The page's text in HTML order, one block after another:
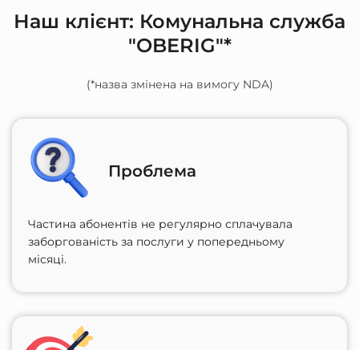
Наш клієнт: Комунальна служба
"OBERIG"*
(*назва змінена на вимогу NDA)
Проблема
Частина абонентів не регулярно сплачувала
заборгованість за послуги у попередньому
місяці.